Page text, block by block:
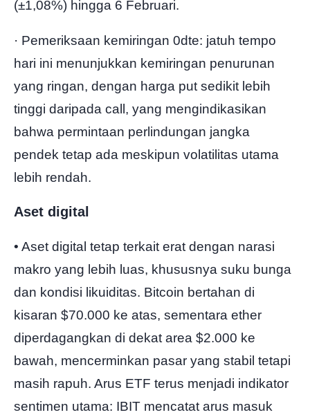
(±1,08%) hingga 6 Februari.
· Pemeriksaan kemiringan 0dte: jatuh tempo
hari ini menunjukkan kemiringan penurunan
yang ringan, dengan harga put sedikit lebih
tinggi daripada call, yang mengindikasikan
bahwa permintaan perlindungan jangka
pendek tetap ada meskipun volatilitas utama
lebih rendah.
Aset digital
• Aset digital tetap terkait erat dengan narasi
makro yang lebih luas, khususnya suku bunga
dan kondisi likuiditas. Bitcoin bertahan di
kisaran $70.000 ke atas, sementara ether
diperdagangkan di dekat area $2.000 ke
bawah, mencerminkan pasar yang stabil tetapi
masih rapuh. Arus ETF terus menjadi indikator
sentimen utama: IBIT mencatat arus masuk